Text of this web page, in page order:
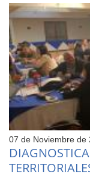
07 de Noviembre de